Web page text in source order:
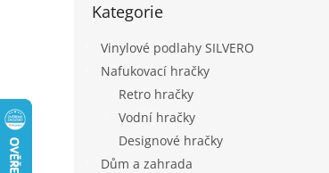
kategorie
Kategorie
Vinylové podlahy SILVERO
Nafukovací hračky
Retro hračky
Vodní hračky
Designové hračky
Dům a zahrada